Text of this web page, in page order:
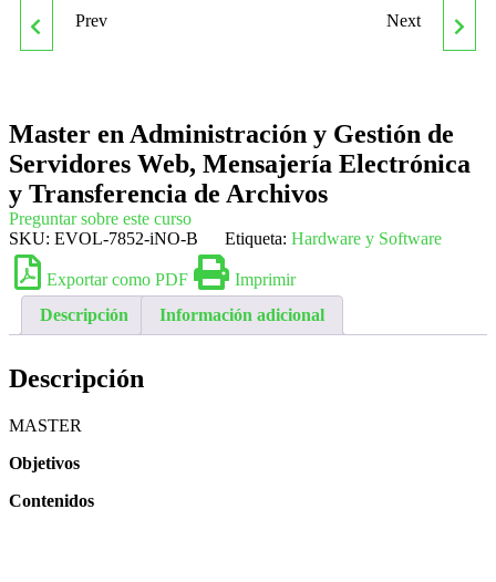
FINCAS Y GESTIÓN
INMOBILIARIA
Prev
PROGRAMABLE PLC'S
Next
Master en Administración y Gestión de
Servidores Web, Mensajería Electrónica
y Transferencia de Archivos
Preguntar sobre este curso
SKU: EVOL-7852-iNO-B Etiqueta: Hardware y Software
Exportar como PDF
Imprimir
Descripción
Información adicional
Descripción
MASTER
Objetivos
Contenidos